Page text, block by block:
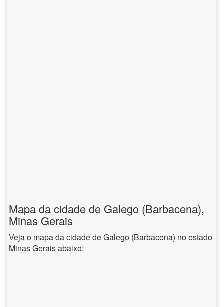
Mapa da cidade de Galego (Barbacena),
Minas Gerais
Veja o mapa da cidade de Galego (Barbacena) no estado
Minas Gerais abaixo: